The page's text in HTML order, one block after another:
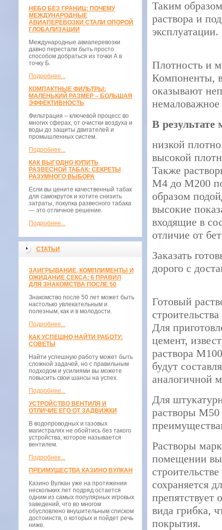
НЕБО БЕЗ ГРАНИЦ: ПОЧЕМУ
МЕЖДУНАРОДНЫЕ
АВИАПЕРЕВОЗКИ СТАЛИ ОПОРОЙ
ГЛОБАЛИЗАЦИИ
Международные авиаперевозки
давно перестали быть просто
способом добраться из точки А в
точку Б.
Подробнее...
КОМПАКТНЫЕ ФИЛЬТРЫ:
МАЛЕНЬКИЙ РАЗМЕР – БОЛЬШАЯ
ЭФФЕКТИВНОСТЬ
Фильтрация – ключевой процесс во
многих сферах, от очистки воздуха и
воды до защиты двигателей и
промышленных систем.
Подробнее...
КАК ВЫГОДНО КУПИТЬ
РАЗВЕСНОЙ ТАБАК: СЕКРЕТЫ
РАЗУМНОГО ВЫБОРА
Если вы цените качественный табак
для самокруток и хотите снизить
затраты, покупка развесного табака
— это отличное решение.
Подробнее...
СТАТЬИ
ЗАИГРЫВАНИЕ, КОМПЛИМЕНТЫ И
ОЖИДАНИЕ СЕКСА: 6 ПРАВИЛ
ДЛЯ ЗНАКОМСТВА ПОСЛЕ 50
Знакомство после 50 лет может быть
настолько увлекательным и
полезным, как и в молодости.
Подробнее...
КАК УСПЕШНО НАЙТИ РАБОТУ:
СОВЕТЫ
Найти успешную работу может быть
сложной задачей, но с правильным
подходом и усилиями вы можете
повысить свои шансы на успех.
Подробнее...
УСТРОЙСТВО ВЕНТИЛЯ И
ОТЛИЧИЕ ЕГО ОТ ЗАДВИЖКИ
В водопроводных и газовых
магистралях не обойтись без такого
устройства, которое называется
вентилем.
Подробнее...
ПРЕИМУЩЕСТВА КАЗИНО ВУЛКАН
Казино Вулкан уже на протяжении
нескольких лет подряд остается
одним из самых популярных игровых
заведений, что во многом
обусловлено внушительным списком
достоинств, о которых и пойдет речь
ниже.
Таким
раствора и
эксплуатации.
Плотность и
Компоненты,
оказывают
В
низкой
высокой
Также
М4 до М200
образом
высокие
входящие в
отличие от
Заказать
дорого с
Готовый
Для
цемент,
раствора
будут
аналогичной
Для
растворы
Растворы
помещении
сохраняется
препятствует
вида грибка,
покрытия.